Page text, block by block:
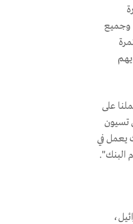
وجميع
على
تسيون
يعمل في